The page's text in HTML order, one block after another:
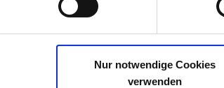
Nur notwendige Cookies
verwenden